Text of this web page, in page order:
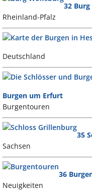
32
Rheinland-Pfalz
Deutschland
Burgen um Erfurt
Burgentouren
35
Sachsen
36
Neuigkeiten